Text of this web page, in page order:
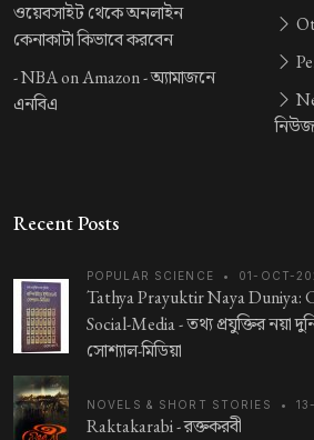
ওয়েবসাইট থেকে অনলাইন
কেনাকাটা কিভাবে করবেন
-NBA on Amazon -অ্যামাজনে
এনবিএ
Recent Posts
POPULAR SCIENCE • 01-OCT-
Tathya Prayuktir Naya Duniya:
Social-Media -তথ্য প্রযুক্তির নয়া
সোশ্যাল-মিডিয়া
NOVELS & SHORT STORIES •
Raktakarabi -রক্তকরবী